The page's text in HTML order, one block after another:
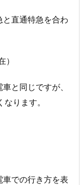
直通特急を合わ
と同じですが、
ります。
での行き方を表